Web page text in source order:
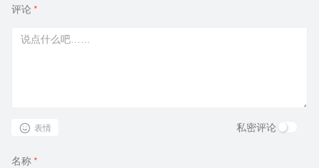
评论 *
表情 私密评论
名称 *